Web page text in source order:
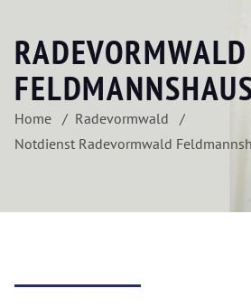
RADEVORMWALD
Home
Radevormwald
Notdienst Radevormwald